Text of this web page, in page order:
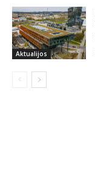
Aktualijos